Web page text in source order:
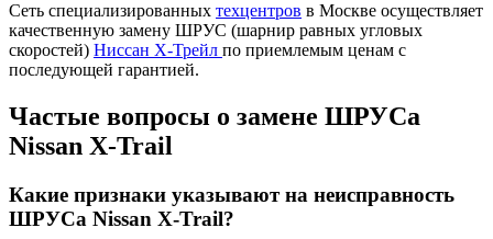
Сеть специализированных техцентров в Москве осуществляет
качественную замену ШРУС (шарнир равных угловых
скоростей) Ниссан Х-Трейл по приемлемым ценам с
последующей гарантией.
Частые вопросы о замене ШРУСа
Nissan X-Trail
Какие признаки указывают на неисправность
ШРУСа Nissan X-Trail?